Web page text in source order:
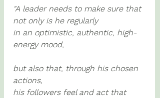
"A leader needs to make sure that
not only is he regularly
in an optimistic, authentic, high-
energy mood,
but also that, through his chosen
actions,
his followers feel and act that